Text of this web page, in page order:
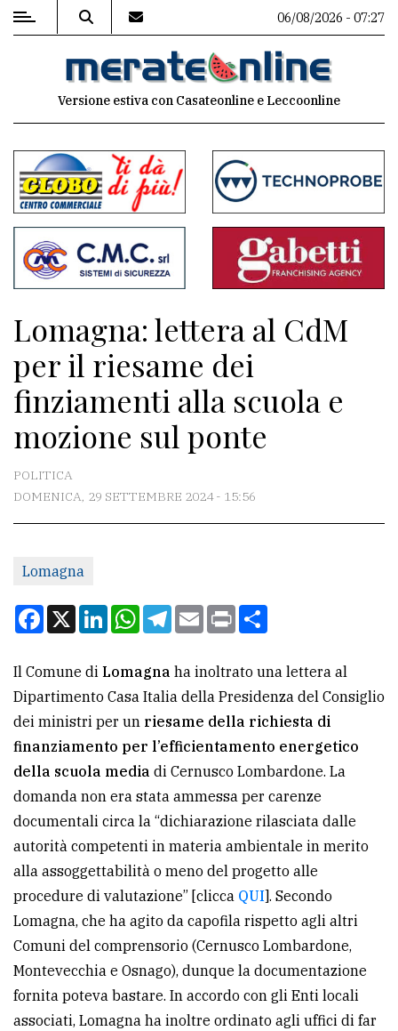
MENU
commenti
Contenuti
del
sito
Associazioni
Meteo
CONTATTI
La
redazione
Per
tua
CERCA
Cerca
per
comune
Ricerca
avanzata
LE
ALTRE
TESTATE
06/08/2026 - 07:27
Versione estiva con Casateonline e Leccoonline
Lomagna: lettera al CdM
per il riesame dei
finziamenti alla scuola e
mozione sul ponte
POLITICA
DOMENICA, 29 SETTEMBRE 2024 - 15:56
Lomagna
Facebook
X LinkedInWhatsApp
Telegram
EmailPrint
Il Comune di Lomagna ha inoltrato una lettera al
Dipartimento Casa Italia della Presidenza del Consiglio
dei ministri per un riesame della richiesta di
finanziamento per l’efficientamento energetico
della scuola media di Cernusco Lombardone. La
domanda non era stata ammessa per carenze
documentali circa la “dichiarazione rilasciata dalle
autorità competenti in materia ambientale in merito
alla assoggettabilità o meno del progetto alle
procedure di valutazione” [clicca QUI]. Secondo
Lomagna, che ha agito da capofila rispetto agli altri
Comuni del comprensorio (Cernusco Lombardone,
Montevecchia e Osnago), dunque la documentazione
fornita poteva bastare. In accordo con gli Enti locali
associati, Lomagna ha inoltre ordinato agli uffici di far